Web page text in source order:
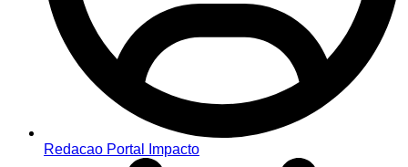
Redacao Portal Impacto